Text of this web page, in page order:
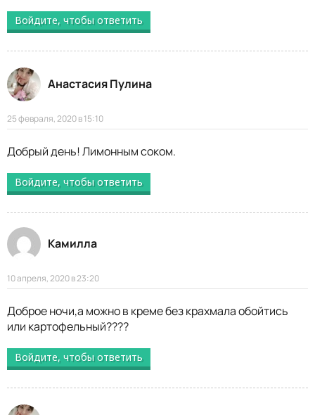
Войдите, чтобы ответить
Анастасия Пулина
25 февраля, 2020 в 15:10
Добрый день! Лимонным соком.
Войдите, чтобы ответить
Камилла
10 апреля, 2020 в 23:20
Доброе ночи,а можно в креме без крахмала обойтись
или картофельный????
Войдите, чтобы ответить